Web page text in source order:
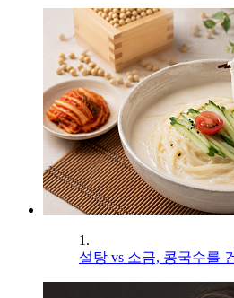
1.
설탕 vs 소금, 콩국수를